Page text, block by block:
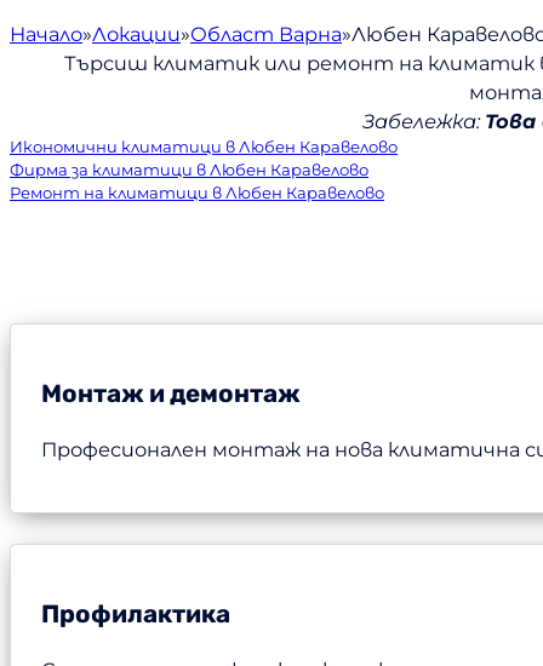
Начало Локации Област Варна Любен
Търсиш климатик или ремонт на климатик
Забележка:
Икономични климатици в Любен Каравелово
Фирма за климатици в Любен Каравелово
Ремонт на климатици в Любен Каравелово
Монтаж и демонтаж
Професионален монтаж на нова климатична
Профилактика